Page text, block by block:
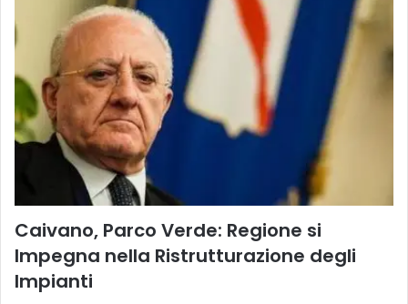
Caivano, Parco Verde: Regione si
Impegna nella Ristrutturazione degli
Impianti